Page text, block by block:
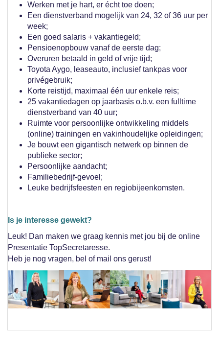
Werken met je hart, er écht toe doen;
Een dienstverband mogelijk van 24, 32 of 36 uur per
week;
Een goed salaris + vakantiegeld;
Pensioenopbouw vanaf de eerste dag;
Overuren betaald in geld of vrije tijd;
Toyota Aygo, leaseauto, inclusief tankpas voor
privégebruik;
Korte reistijd, maximaal één uur enkele reis;
25 vakantiedagen op jaarbasis o.b.v. een fulltime
dienstverband van 40 uur;
Ruimte voor persoonlijke ontwikkeling middels
(online) trainingen en vakinhoudelijke opleidingen;
Je bouwt een gigantisch netwerk op binnen de
publieke sector;
Persoonlijke aandacht;
Familiebedrijf-gevoel;
Leuke bedrijfsfeesten en regiobijeenkomsten.
Is je interesse gewekt?
Leuk! Dan maken we graag kennis met jou bij de online
Presentatie TopSecretaresse.
Heb je nog vragen, bel of mail ons gerust!